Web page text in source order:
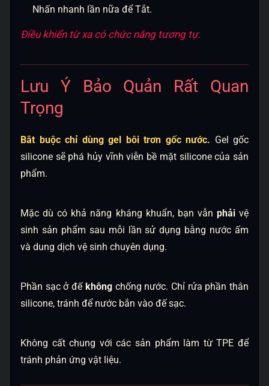
Nhấn nhanh lần nữa để Tắt.
Điều khiển từ xa có chức năng tương tự.
Lưu Ý Bảo Quản Rất Quan
Trọng
Bắt buộc chỉ dùng gel bôi trơn gốc nước. Gel gốc
silicone sẽ phá hủy vĩnh viễn bề mặt silicone của sản
phẩm.
Mặc dù có khả năng kháng khuẩn, bạn vẫn phảivệ
sinh sản phẩm sau mỗi lần sử dụng bằng nước ấm
và dung dịch vệ sinh chuyên dụng.
Phần sạc ở đế khôngchống nước. Chỉ rửa phần thân
silicone, tránh để nước bắn vào đế sạc.
Không cất chung với các sản phẩm làm từ TPE để
tránh phản ứng vật liệu.